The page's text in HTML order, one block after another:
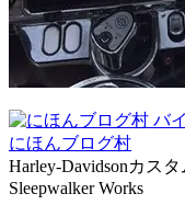
にほんブログ村
Harley-Davidsonカス
Sleepwalker Works